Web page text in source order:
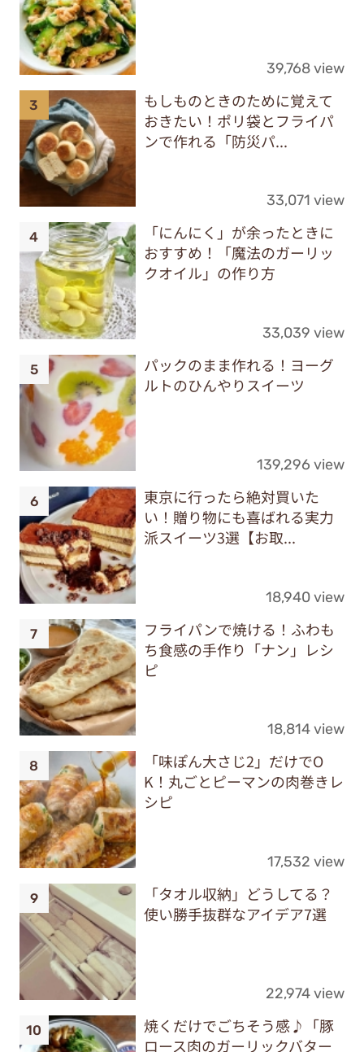
39,768 view
もしものときのために覚えて
おきたい！ポリ袋とフライパ
ンで作れる「防災パ...
33,071 view
「にんにく」が余ったときに
おすすめ！「魔法のガーリッ
クオイル」の作り方
33,039 view
パックのまま作れる！ヨーグ
ルトのひんやりスイーツ
139,296 view
東京に行ったら絶対買いた
い！贈り物にも喜ばれる実力
派スイーツ3選【お取...
18,940 view
フライパンで焼ける！ふわも
ち食感の手作り「ナン」レシ
ピ
18,814 view
「味ぽん大さじ2」だけでO
K！丸ごとピーマンの肉巻きレ
シピ
17,532 view
「タオル収納」どうしてる？
使い勝手抜群なアイデア7選
22,974 view
焼くだけでごちそう感♪「豚
ロース肉のガーリックバター